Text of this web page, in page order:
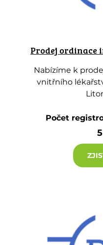
Prodej ordinace
Nabízíme k
vnitřního
Počet